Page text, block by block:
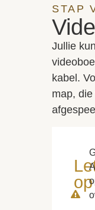
STAP
Jullie
kabel.
map,
op